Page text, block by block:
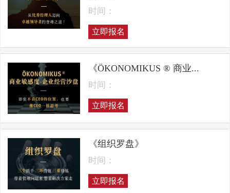
时间：
立即报名
《ÖKONOMIKUS ® 商业...
时间：
立即报名
《组织罗盘》
时间：
立即报名